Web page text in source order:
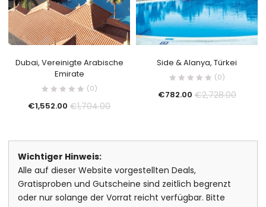
Dubai, Vereinigte Arabische
Emirate
(0)
€1,552.00 €1,704.00
Side & Alanya, Türkei
(0)
€782.00 €2,728.00
Wichtiger Hinweis:
Alle auf dieser Website vorgestellten Deals,
Gratisproben und Gutscheine sind zeitlich begrenzt
oder nur solange der Vorrat reicht verfügbar. Bitte